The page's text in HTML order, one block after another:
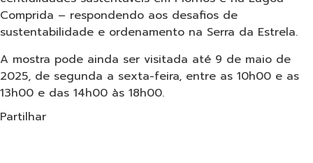
Comprida – respondendo aos desafios de
sustentabilidade e ordenamento na Serra da Estrela.
A mostra pode ainda ser visitada até 9 de maio de
2025, de segunda a sexta-feira, entre as 10h00 e as
13h00 e das 14h00 às 18h00.
Partilhar